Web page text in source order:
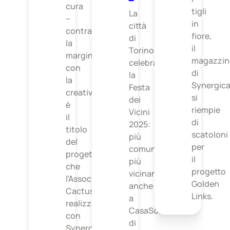
cura
–
contrastare
la
marginalità
con
la
creatività
è
il
titolo
del
progetto
che
l’Associazione
Cactus
realizza
con
La
città
di
Torino
celebra
la
Festa
dei
Vicini
2025:
più
comunità,
più
vicinanza,
anche
a
CasaSol
di
tigli
in
fiore,
il
di
si
riempie
di
scatoloni
per
il
progetto
Golden
Links.